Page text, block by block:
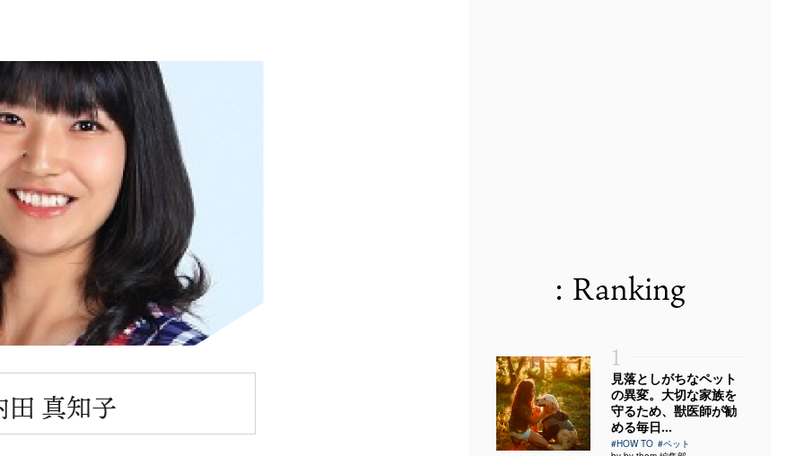
田 真知子
: Ranking
1
見落としがちなペット
の異変。大切な家族を
守るため、獣医師が勧
める毎日...
#HOW TO #ペット